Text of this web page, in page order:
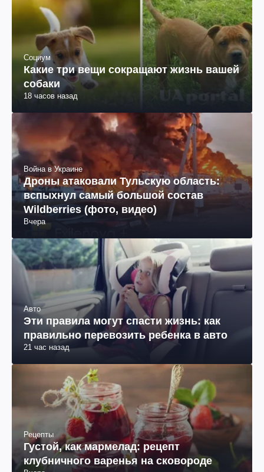
Социум
Какие три вещи сокращают жизнь вашей
собаки
18 часов назад
Война в Украине
Дроны атаковали Тульскую область:
вспыхнул самый большой состав
Wildberries (фото, видео)
Вчера
Авто
Эти правила могут спасти жизнь: как
правильно перевозить ребенка в авто
21 час назад
Рецепты
Густой, как мармелад: рецепт
клубничного варенья на сковороде